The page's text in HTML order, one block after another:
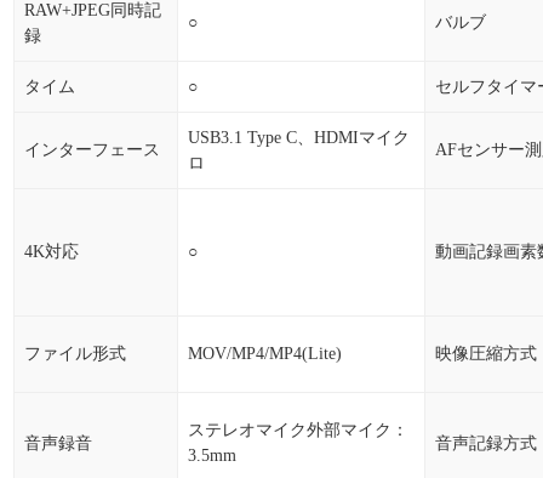
RAW+JPEG同時記
録
○ バルブ
タイム ○ セルフタイマ
インターフェース
USB3.1 Type C、HDMIマイク
ロ
AFセンサー
4K対応 ○ 動画記録画素
ファイル形式 MOV/MP4/MP4(Lite) 映像圧縮方式
音声録音
ステレオマイク外部マイク：
3.5mm
音声記録方式